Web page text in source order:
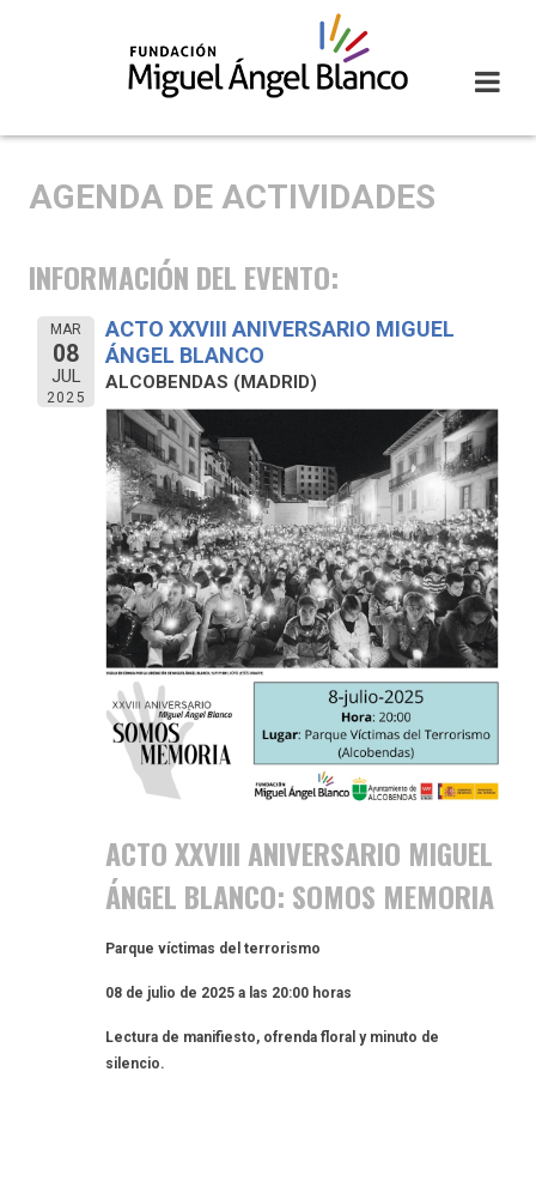
AGENDA DE ACTIVIDADES
INFORMACIÓN DEL EVENTO:
MAR
08
JUL
2025
ACTO XXVIII ANIVERSARIO MIGUEL
ÁNGEL BLANCO
ALCOBENDAS (MADRID)
ACTO XXVIII ANIVERSARIO MIGUEL
ÁNGEL BLANCO: SOMOS MEMORIA
Parque víctimas del terrorismo
08 de julio de 2025 a las 20:00 horas
Lectura de manifiesto, ofrenda floral y minuto de
silencio.